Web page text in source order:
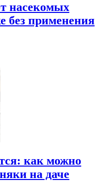
насекомых
без применения
как можно
на даче